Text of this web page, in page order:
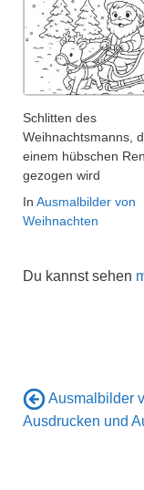
Schlitten des
Weihnachtsmanns,
einem hübschen
gezogen wird
In Ausmalbilder von
Weihnachten
Du kannst sehen
Ausmalbilder
Ausdrucken und